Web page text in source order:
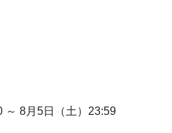
～ 8月5日（土）23:59